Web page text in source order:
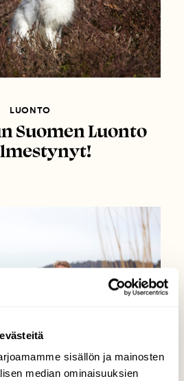
sisällön ja mainosten
median ominaisuuksien
LUONTO
Suomen Luonto